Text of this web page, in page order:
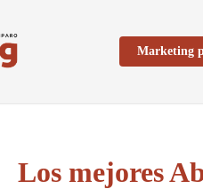
Marketing
Los mejores